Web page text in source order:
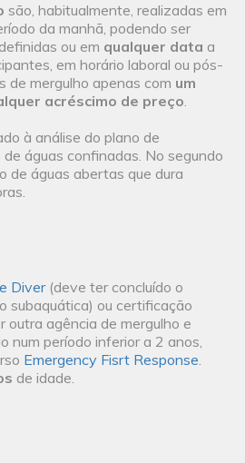
são, habitualmente, realizadas em
da manhã, podendo ser
ou em qualquer data a
em horário laboral ou pós-
de mergulho apenas com um
acréscimo de preço.
à análise do plano de
águas confinadas. No segundo
de águas abertas que dura
Diver(deve ter concluído o
subaquática) ou certificação
outra agência de mergulho e
num período inferior a 2 anos,
Emergency Fisrt Response.
de idade.